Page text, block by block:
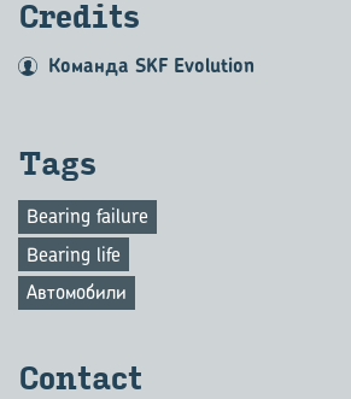
Credits
Команда SKF Evolution
Tags
Bearing failure
Bearing life
Автомобили
Contact